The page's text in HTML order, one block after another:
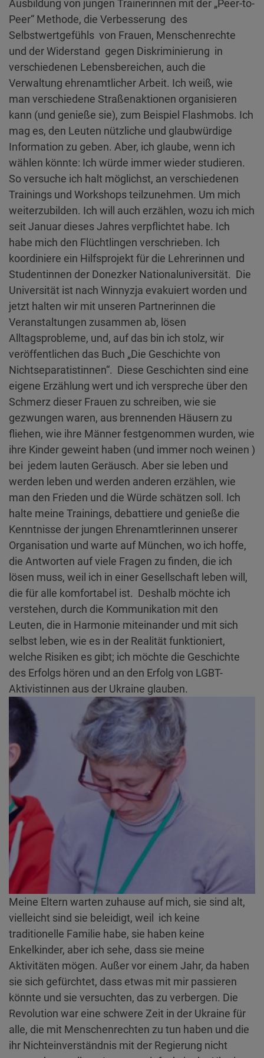
Ausbildung von jungen Trainerinnen mit der „Peer-to-
Peer“ Methode, die Verbesserung des
Selbstwertgefühls von Frauen, Menschenrechte
und der Widerstand gegen Diskriminierung in
verschiedenen Lebensbereichen, auch die
Verwaltung ehrenamtlicher Arbeit. Ich weiß, wie
man verschiedene Straßenaktionen organisieren
kann (und genieße sie), zum Beispiel Flashmobs. Ich
mag es, den Leuten nützliche und glaubwürdige
Information zu geben. Aber, ich glaube, wenn ich
wählen könnte: Ich würde immer wieder studieren.
So versuche ich halt möglichst, an verschiedenen
Trainings und Workshops teilzunehmen. Um mich
weiterzubilden. Ich will auch erzählen, wozu ich mich
seit Januar dieses Jahres verpflichtet habe. Ich
habe mich den Flüchtlingen verschrieben. Ich
koordiniere ein Hilfsprojekt für die Lehrerinnen und
Studentinnen der Donezker Nationaluniversität. Die
Universität ist nach Winnyzja evakuiert worden und
jetzt halten wir mit unseren Partnerinnen die
Veranstaltungen zusammen ab, lösen
Alltagsprobleme, und, auf das bin ich stolz, wir
veröffentlichen das Buch „Die Geschichte von
Nichtseparatistinnen“. Diese Geschichten sind eine
eigene Erzählung wert und ich verspreche über den
Schmerz dieser Frauen zu schreiben, wie sie
gezwungen waren, aus brennenden Häusern zu
fliehen, wie ihre Männer festgenommen wurden, wie
ihre Kinder geweint haben (und immer noch weinen )
bei jedem lauten Geräusch. Aber sie leben und
werden leben und werden anderen erzählen, wie
man den Frieden und die Würde schätzen soll. Ich
halte meine Trainings, debattiere und genieße die
Kenntnisse der jungen Ehrenamtlerinnen unserer
Organisation und warte auf München, wo ich hoffe,
die Antworten auf viele Fragen zu finden, die ich
lösen muss, weil ich in einer Gesellschaft leben will,
die für alle komfortabel ist. Deshalb möchte ich
verstehen, durch die Kommunikation mit den
Leuten, die in Harmonie miteinander und mit sich
selbst leben, wie es in der Realität funktioniert,
welche Risiken es gibt; ich möchte die Geschichte
des Erfolgs hören und an den Erfolg von LGBT-
Aktivistinnen aus der Ukraine glauben.
Meine Eltern warten zuhause auf mich, sie sind alt,
vielleicht sind sie beleidigt, weil ich keine
traditionelle Familie habe, sie haben keine
Enkelkinder, aber ich sehe, dass sie meine
Aktivitäten mögen. Außer vor einem Jahr, da haben
sie sich gefürchtet, dass etwas mit mir passieren
könnte und sie versuchten, das zu verbergen. Die
Revolution war eine schwere Zeit in der Ukraine für
alle, die mit Menschenrechten zu tun haben und die
ihr Nichteinverständnis mit der Regierung nicht